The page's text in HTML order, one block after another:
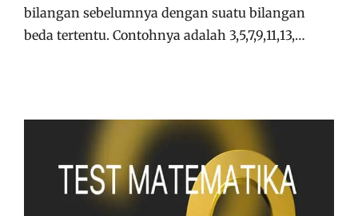
bilangan sebelumnya dengan suatu bilangan
beda tertentu. Contohnya adalah 3,5,7,9,11,13,…